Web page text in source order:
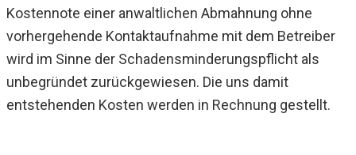
Kostennote einer anwaltlichen Abmahnung ohne
vorhergehende Kontaktaufnahme mit dem Betreiber
wird im Sinne der Schadensminderungspflicht als
unbegründet zurückgewiesen. Die uns damit
entstehenden Kosten werden in Rechnung gestellt.